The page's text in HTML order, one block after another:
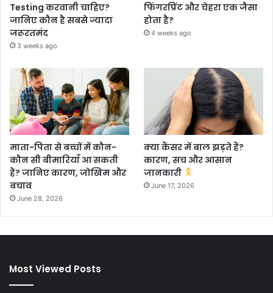
Testing करवानी चाहिए?
जानिए कौन है सबसे ज्यादा
जरूरतमंद
3 weeks ago
फिंगरप्रिंट और चेहरा एक जैसा
होता है?
4 weeks ago
माता-पिता से बच्चों में कौन-
कौन सी बीमारियाँ आ सकती
हैं? जानिए कारण, जोखिम और
बचाव
June 28, 2026
क्या कैंसर में बाल झड़ते हैं?
कारण, सच और आसान
जानकारी
June 17, 2026
Most Viewed Posts